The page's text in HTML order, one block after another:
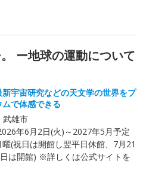
ー地球の運動について
宇宙研究などの天文学の世界をプ
で体感できる
武雄市
年6月2日(火)～2027年5月予定
(祝日は開館し翌平日休館、7月21
は開館) ※詳しくは公式サイトを